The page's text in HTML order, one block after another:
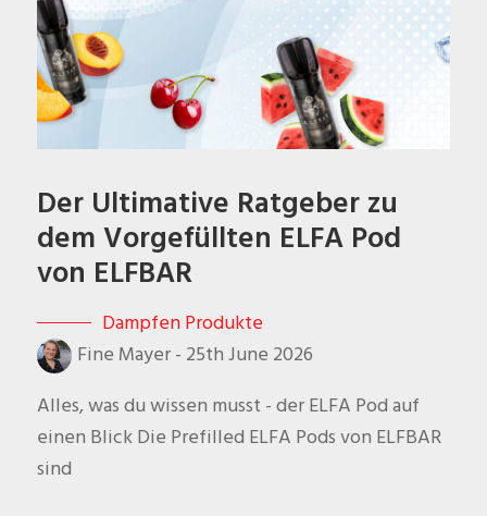
Der Ultimative Ratgeber zu
dem Vorgefüllten ELFA Pod
von ELFBAR
Dampfen Produkte
Fine Mayer- 25th June 2026
Alles, was du wissen musst - der ELFA Pod auf
einen Blick Die Prefilled ELFA Pods von ELFBAR
sind